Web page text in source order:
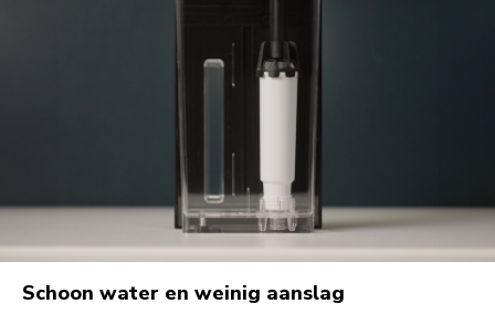
Schoon water en weinig aanslag